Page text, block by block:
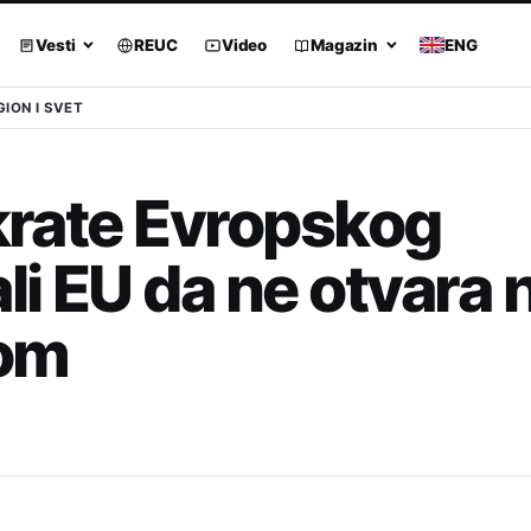
Vesti REUC Video Magazin ENG
I SVET
Evropskog
EU da ne otvara